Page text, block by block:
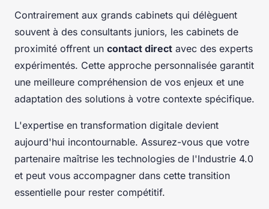
Contrairement aux grands cabinets qui délèguent
souvent à des consultants juniors, les cabinets de
proximité offrent un contact direct avec des experts
expérimentés. Cette approche personnalisée garantit
une meilleure compréhension de vos enjeux et une
adaptation des solutions à votre contexte spécifique.
L'expertise en transformation digitale devient
aujourd'hui incontournable. Assurez-vous que votre
partenaire maîtrise les technologies de l'Industrie 4.0
et peut vous accompagner dans cette transition
essentielle pour rester compétitif.